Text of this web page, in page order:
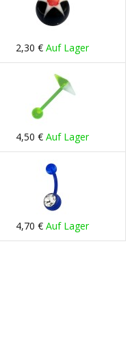
2,30 € Auf Lager
4,50 € Auf Lager
4,70 € Auf Lager